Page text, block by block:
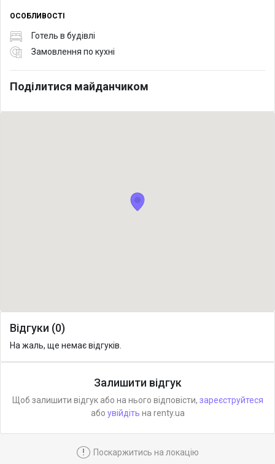
ОСОБЛИВОСТІ
Готель в будівлі
Замовлення по кухні
Поділитися майданчиком
Відгуки (0)
На жаль, ще немає відгуків.
Залишити відгук
Щоб залишити відгук або на нього відповісти, зареєструйтеся
або увійдіть на renty.ua
! Поскаржитись на локацію